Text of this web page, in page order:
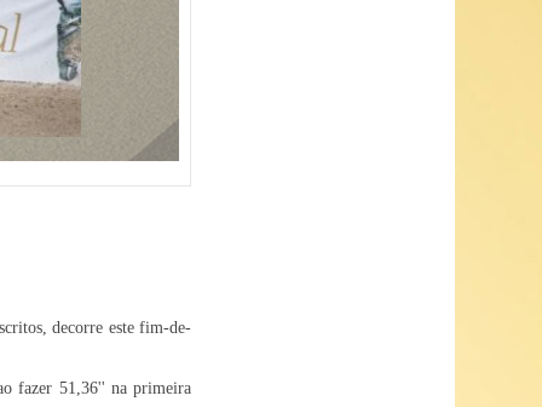
decorre este fim-de-
fazer 51,36'' na primeira